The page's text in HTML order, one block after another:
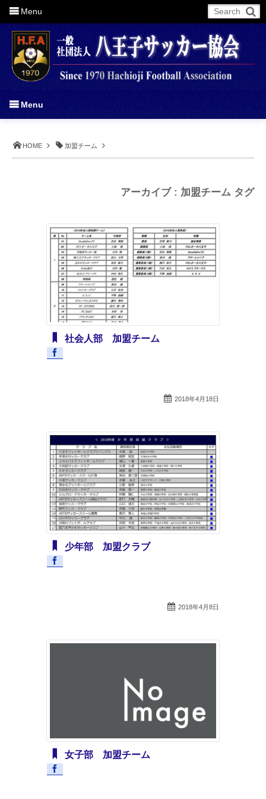
HOME 加盟チーム
アーカイブ : 加盟チーム タグ
社会人部 加盟チーム
2018年4月18日
少年部 加盟クラブ
2018年4月8日
女子部 加盟チーム
More
Menu
Menu